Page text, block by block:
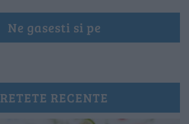
Ne gasesti si pe
RETETE RECENTE